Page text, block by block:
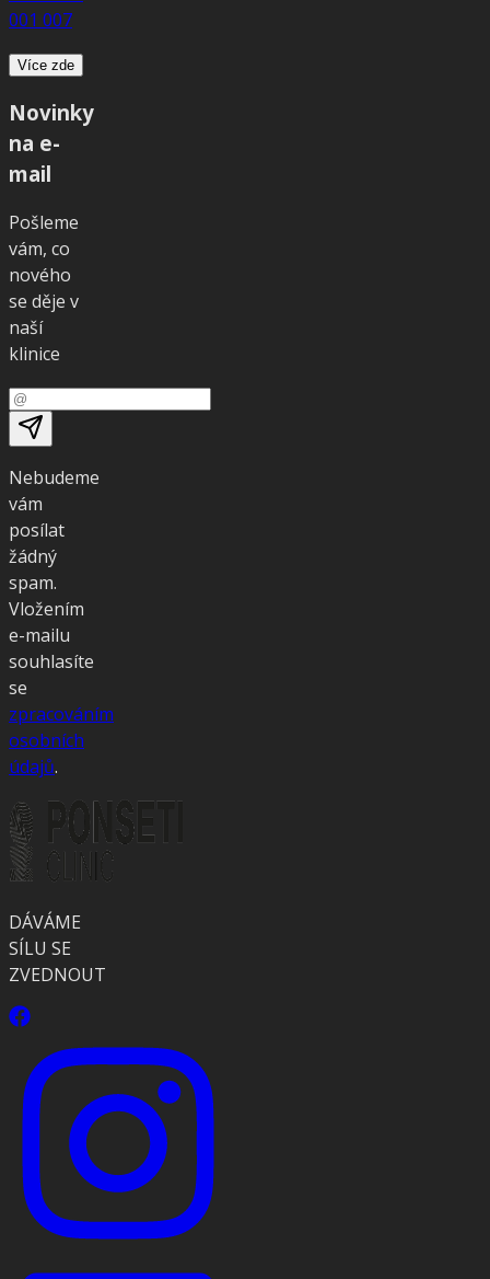
001 007
Více zde
Novinky
na e-
mail
Pošleme
vám, co
nového
se děje v
naší
klinice
Nebudeme
vám
posílat
žádný
spam.
Vložením
e-mailu
souhlasíte
se
zpracováním
osobních
údajů.
DÁVÁME
SÍLU SE
ZVEDNOUT